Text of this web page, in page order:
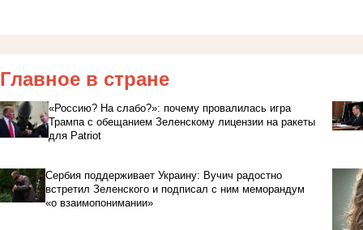
Главное в стране
«Россию? На слабо?»: почему провалилась игра
Трампа с обещанием Зеленскому лицензии на ракеты
для Patriot
Сербия поддерживает Украину: Вучич радостно
встретил Зеленского и подписал с ним меморандум
«о взаимопонимании»